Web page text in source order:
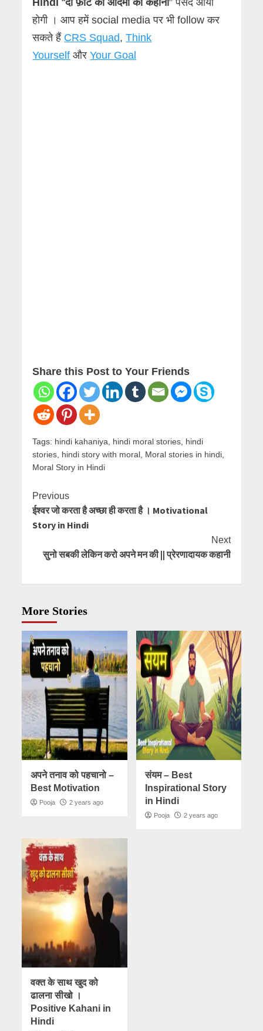
होगी । आप हमें social media पर भी follow कर
सकते हैं CRS Squad,Think
Yourself औरYour Goal
Share this Post to Your Friends
Tags: hindi kahaniya hindi moral stories hindi
stories hindi story with moral Moral stories in hindi
Moral Story in Hindi
Continue
Reading
Previous
ईश्वर जो करता है अच्छा ही करता है । Motivational
Story in Hindi
Next
सुनो सबकी लेकिन करो अपने मन की || प्रेरणादायक कहानी
More Stories
अपने तनाव को पहचानो –
Best Motivation
Pooja 2 years ago
संयम – Best
Inspirational Story
in Hindi
Pooja 2 years ago
वक्त के साथ खुद को
ढालना सीखो ।
Positive Kahani in
Hindi